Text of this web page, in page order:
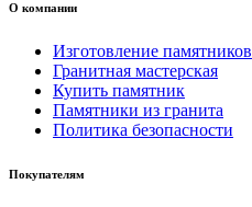
О компании
Изготовление памятников
Гранитная мастерская
Купить памятник
Памятники из гранита
Политика безопасности
Покупателям